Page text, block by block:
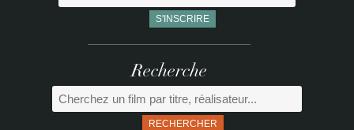
Recherche
RECHERCHER